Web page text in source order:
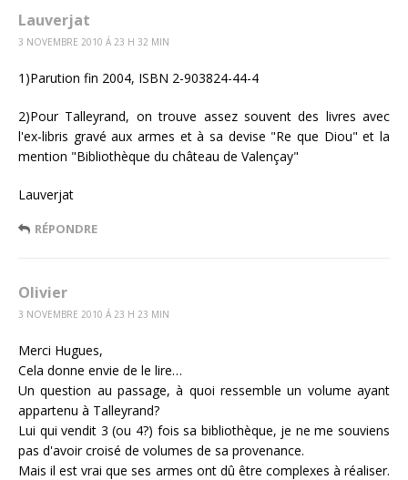
Lauverjat
3 NOVEMBRE 2010 Á 23 H 32 MIN
1)Parution fin 2004, ISBN 2-903824-44-4
2)Pour Talleyrand, on trouve assez souvent des livres avec
l'ex-libris gravé aux armes et à sa devise "Re que Diou" et la
mention "Bibliothèque du château de Valençay"
Lauverjat
RÉPONDRE
Olivier
3 NOVEMBRE 2010 Á 23 H 23 MIN
Merci Hugues,
Cela donne envie de le lire…
Un question au passage, à quoi ressemble un volume ayant
appartenu à Talleyrand?
Lui qui vendit 3 (ou 4?) fois sa bibliothèque, je ne me souviens
pas d'avoir croisé de volumes de sa provenance.
Mais il est vrai que ses armes ont dû être complexes à réaliser.